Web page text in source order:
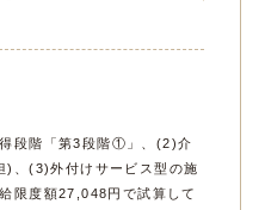
段階「第3段階①」、(2)介
)、(3)外付けサービス型の施
限度額27,048円で試算して